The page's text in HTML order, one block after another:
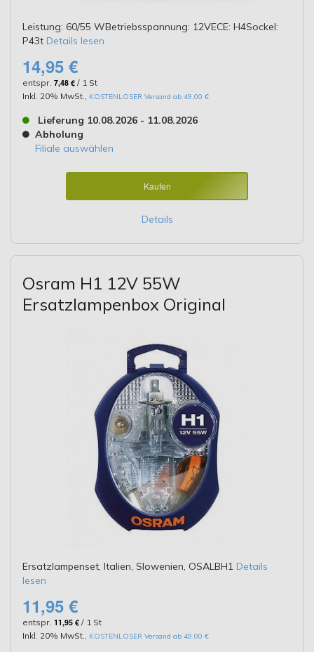
Leistung: 60/55 WBetriebsspannung: 12VECE: H4Sockel:
P43t Details lesen
14,95 €
entspr. 7,48 € / 1 St
Inkl. 20% MwSt.
KOSTENLOSER Versand ab 49,00 €
Lieferung 10.08.2026 - 11.08.2026
Abholung
Filiale auswählen
Kaufen
Details
Osram H1 12V 55W
Ersatzlampenbox Original
Ersatzlampenset, Italien, Slowenien, OSALBH1 Details
lesen
11,95 €
entspr. 11,95 € / 1 St
Inkl. 20% MwSt.
KOSTENLOSER Versand ab 49,00 €